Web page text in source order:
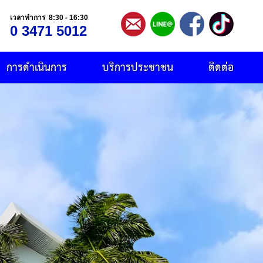
เวลาทำการ 8:30 - 16:30
0 3471 5012
ติดต่อ
บริการประชาชน
การดำเนินการ